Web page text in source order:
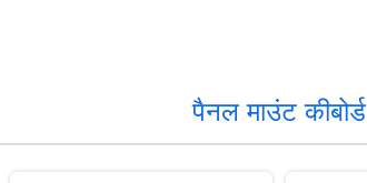
पैनल माउंट कीबोर्ड